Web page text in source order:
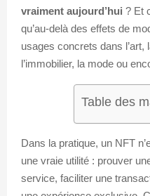
vraiment aujourd’hui ? Et
qu’au-delà des effets de
usages concrets dans l’art,
l’immobilier, la mode ou
Table des
Dans la pratique, un NFT
une vraie utilité : prouver
service, faciliter une